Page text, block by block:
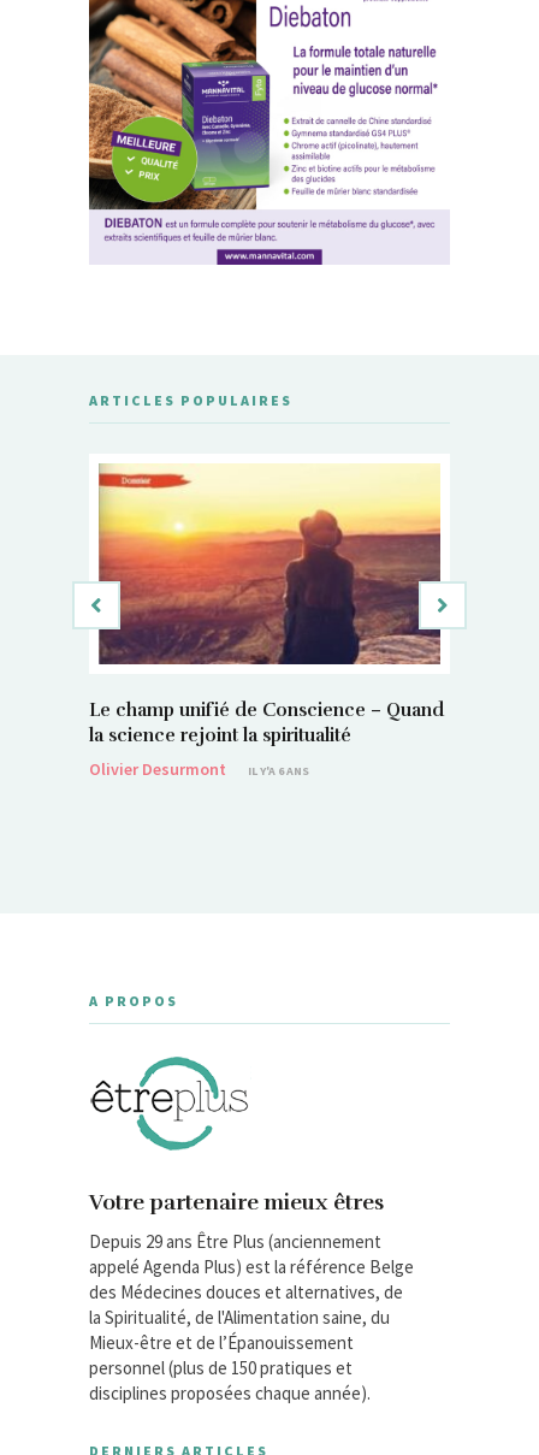
ARTICLES POPULAIRES
Le champ unifié de Conscience – Quand
la science rejoint la spiritualité
Olivier Desurmont
IL Y'A 6 ANS
A PROPOS
Votre partenaire mieux êtres
Depuis 29 ans Être Plus (anciennement
appelé Agenda Plus) est la référence Belge
des Médecines douces et alternatives, de
la Spiritualité, de l'Alimentation saine, du
Mieux-être et de l’Épanouissement
personnel (plus de 150 pratiques et
disciplines proposées chaque année).
DERNIERS ARTICLES